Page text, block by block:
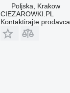
Poljska, Krakow
CIEZAROWKI.PL
Kontaktirajte prodavca